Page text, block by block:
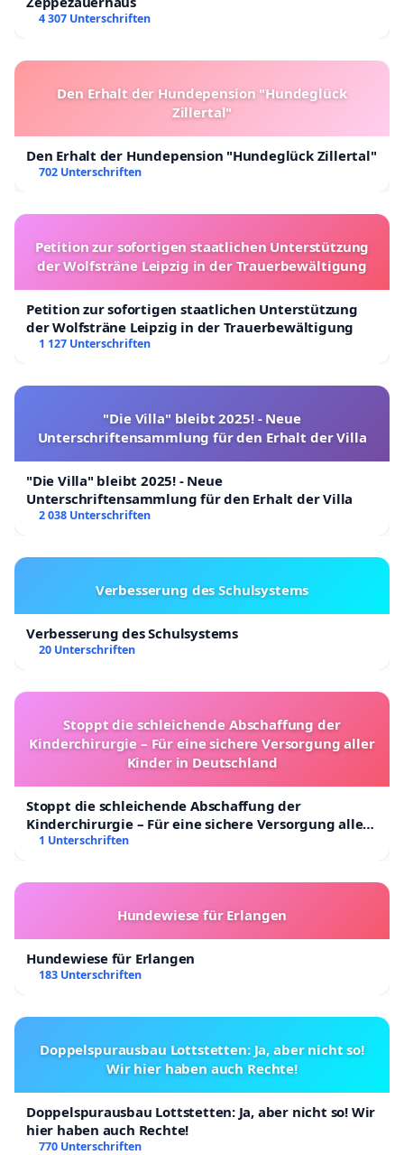
4 307 Unterschriften
Den Erhalt der Hundepension "Hundeglück
Zillertal"
Den Erhalt der Hundepension "Hundeglück Zillertal"
702 Unterschriften
Petition zur sofortigen staatlichen Unterstützung
der Wolfsträne Leipzig in der Trauerbewältigung
Petition zur sofortigen staatlichen Unterstützung
der Wolfsträne Leipzig in der Trauerbewältigung
1 127 Unterschriften
"Die Villa" bleibt 2025! - Neue
Unterschriftensammlung für den Erhalt der Villa
"Die Villa" bleibt 2025! - Neue
Unterschriftensammlung für den Erhalt der Villa
2 038 Unterschriften
Verbesserung des Schulsystems
Verbesserung des Schulsystems
20 Unterschriften
Stoppt die schleichende Abschaffung der
Kinderchirurgie – Für eine sichere Versorgung aller
Kinder in Deutschland
Stoppt die schleichende Abschaffung der
Kinderchirurgie – Für eine sichere Versorgung aller
Kinder in Deutschland
1 Unterschriften
Hundewiese für Erlangen
Hundewiese für Erlangen
183 Unterschriften
Doppelspurausbau Lottstetten: Ja, aber nicht so!
Wir hier haben auch Rechte!
Doppelspurausbau Lottstetten: Ja, aber nicht so! Wir
hier haben auch Rechte!
770 Unterschriften